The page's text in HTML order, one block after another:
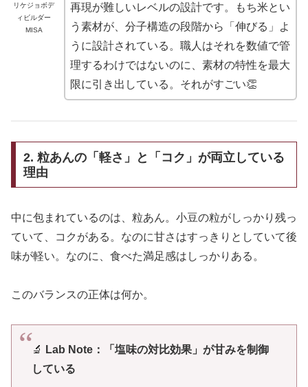
リケジョボデ
ィビルダー
MISA
再現が難しいレベルの設計です。もち米とい
う素材が、分子構造の段階から「伸びる」よ
うに設計されている。職人はそれを数値で管
理するわけではないのに、素材の特性を最大
限に引き出している。それがすごい👏
2. 粒あんの「軽さ」と「コク」が両立している
理由
中に包まれているのは、粒あん。小豆の粒がしっかり残っ
ていて、コクがある。なのに甘さはすっきりとしていて後
味が軽い。なのに、食べた満足感はしっかりある。
このバランスの正体は何か。
🔬
Lab Note：「塩味の対比効果」が甘みを制御
している